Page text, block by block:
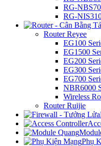
RG-
RG-
Router Reyee
EG100
EG1500
EG200
EG300
EG700
NBR6000
Wireless
Router Ruijie
Phụ